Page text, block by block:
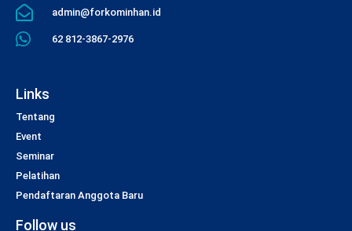
admin@forkominhan.id
62 812-3867-2976
Links
Tentang
Event
Seminar
Pelatihan
Pendaftaran Anggota Baru
Follow us